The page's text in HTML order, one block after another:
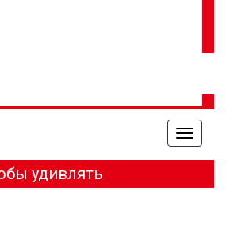
Меню
удивлять